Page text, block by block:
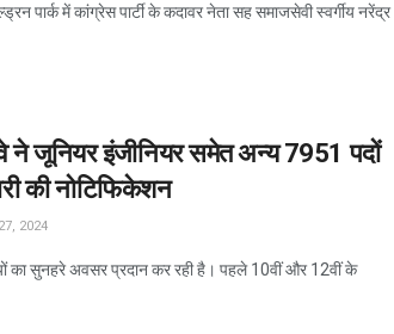
पार्क में कांग्रेस पार्टी के कदावर नेता सह समाजसेवी स्वर्गीय नरेंद्र
जूनियर इंजीनियर समेत अन्य 7951 पदों
की नोटिफिकेशन
2024
का सुनहरे अवसर प्रदान कर रही है। पहले 10वीं और 12वीं के